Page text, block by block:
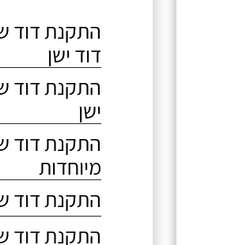
דוד ישן
ישן
מיוחדות
התקנת דוד שמש, 80 ליטר, על גג שטוח,